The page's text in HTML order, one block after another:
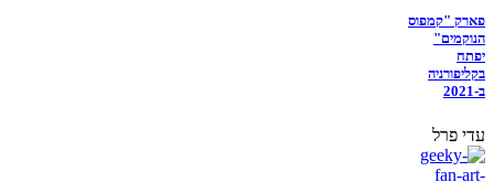
פארק "קמפוס
הנוקמים"
יפתח
בקליפורניה
ב-2021
עדי פרל